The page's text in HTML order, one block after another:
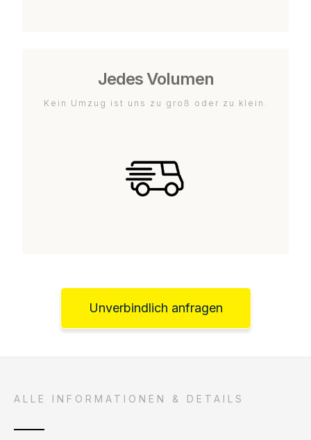
Jedes Volumen
Kein Umzug ist uns zu groß oder zu klein.
Unverbindlich anfragen
ALLE INFORMATIONEN & DETAILS